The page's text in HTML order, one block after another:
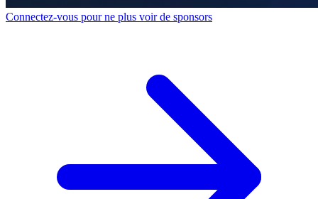
Connectez-vous pour ne plus voir de sponsors